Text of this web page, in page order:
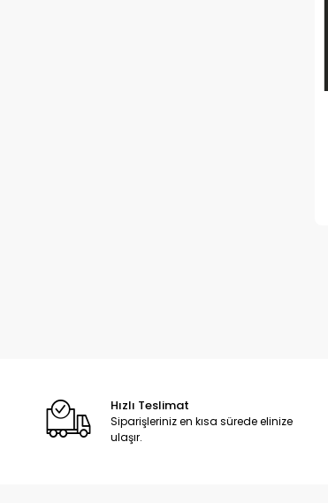
Hızlı Teslimat
Siparişleriniz en kısa sürede elinize
ulaşır.